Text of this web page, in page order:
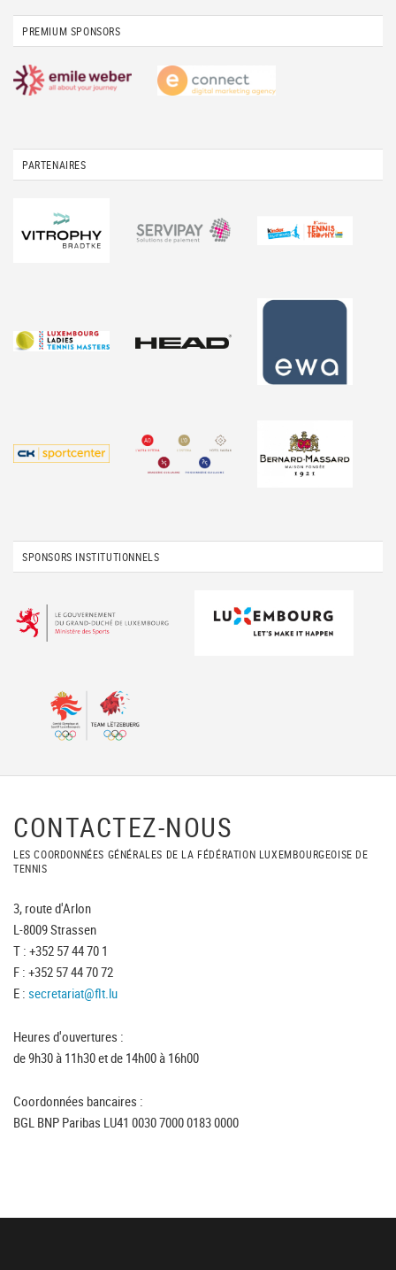
PREMIUM SPONSORS
PARTENAIRES
SPONSORS INSTITUTIONNELS
CONTACTEZ-NOUS
LES COORDONNÉES GÉNÉRALES DE LA FÉDÉRATION LUXEMBOURGEOISE DE
TENNIS
3, route d'Arlon
L-8009 Strassen
T : +352 57 44 70 1
F : +352 57 44 70 72
E : secretariat@flt.lu
Heures d'ouvertures :
de 9h30 à 11h30 et de 14h00 à 16h00
Coordonnées bancaires :
BGL BNP Paribas LU41 0030 7000 0183 0000